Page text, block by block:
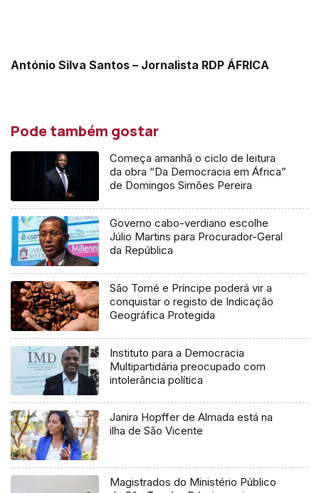
António Silva Santos – Jornalista RDP ÁFRICA
Pode também gostar
Começa amanhã o ciclo de leitura
da obra “Da Democracia em África”
de Domingos Simões Pereira
Governo cabo-verdiano escolhe
Júlio Martins para Procurador-Geral
da República
São Tomé e Príncipe poderá vir a
conquistar o registo de Indicação
Geográfica Protegida
Instituto para a Democracia
Multipartidária preocupado com
intolerância política
Janira Hopffer de Almada está na
ilha de São Vicente
Magistrados do Ministério Público